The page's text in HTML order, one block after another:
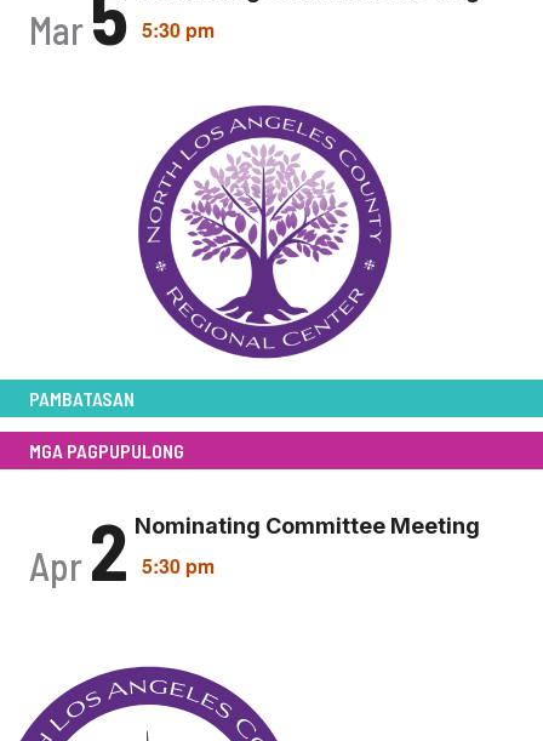
Mar 5:30 pm
PAMBATASAN
MGA PAGPUPULONG
Apr 2 Nominating Committee Meeting
5:30 pm